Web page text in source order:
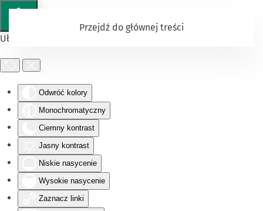
Ułatwienia dostępu
Odwróć kolory
Monochromatyczny
Ciemny kontrast
Jasny kontrast
Niskie nasycenie
Wysokie nasycenie
Zaznacz linki
Przejdź do głównej treści